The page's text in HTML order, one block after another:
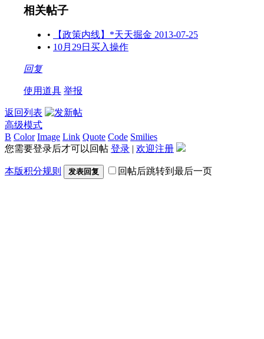
相关帖子
•
【政策内线】*天天掘金 2013-07-25
• 10月29日买入操作
回复
使用道具 举报
返回列表
高级模式
B Color Image Link Quote Code Smilies
您需要登录后才可以回帖 登录 | 欢迎注册
本版积分规则 发表回复 回帖后跳转到最后一页